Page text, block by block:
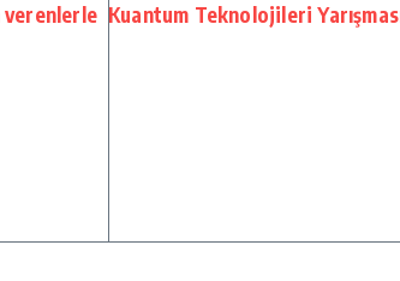
verenlerle Kuantum Teknolojileri